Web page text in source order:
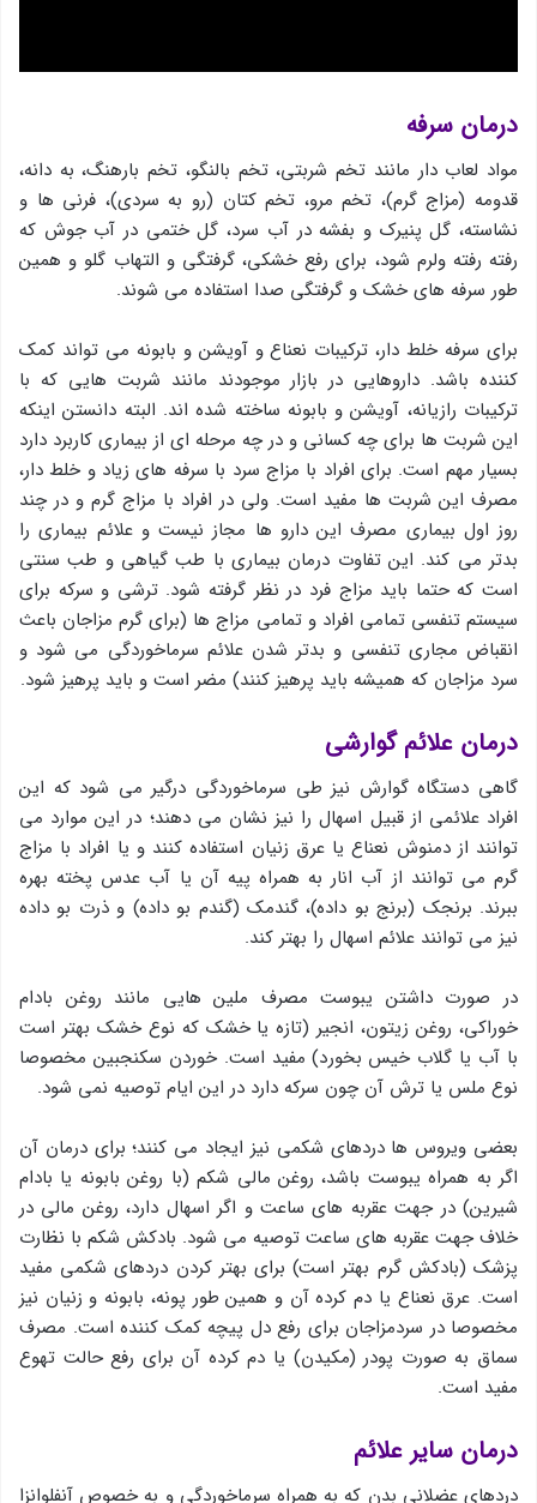
درمان سرفه
مواد لعاب دار مانند تخم شربتی، تخم بالنگو، تخم بارهنگ، به دانه،
قدومه (مزاج گرم)، تخم مرو، تخم کتان (رو به سردی)، فرنی ها و
نشاسته، گل پنیرک و بفشه در آب سرد، گل ختمی در آب جوش که
رفته رفته ولرم شود، برای رفع خشکی، گرفتگی و التهاب گلو و همین
طور سرفه های خشک و گرفتگی صدا استفاده می شوند.
برای سرفه خلط دار، ترکیبات نعناع و آویشن و بابونه می تواند کمک
کننده باشد. داروهایی در بازار موجودند مانند شربت هایی که با
ترکیبات رازیانه، آویشن و بابونه ساخته شده اند. البته دانستن اینکه
این شربت ها برای چه کسانی و در چه مرحله ای از بیماری کاربرد دارد
بسیار مهم است. برای افراد با مزاج سرد با سرفه های زیاد و خلط دار،
مصرف این شربت ها مفید است. ولی در افراد با مزاج گرم و در چند
روز اول بیماری مصرف این دارو ها مجاز نیست و علائم بیماری را
بدتر می کند. این تفاوت درمان بیماری با طب گیاهی و طب سنتی
است که حتما باید مزاج فرد در نظر گرفته شود. ترشی و سرکه برای
سیستم تنفسی تمامی افراد و تمامی مزاج ها (برای گرم مزاجان باعث
انقباض مجاری تنفسی و بدتر شدن علائم سرماخوردگی می شود و
سرد مزاجان که همیشه باید پرهیز کنند) مضر است و باید پرهیز شود.
درمان علائم گوارشی
گاهی دستگاه گوارش نیز طی سرماخوردگی درگیر می شود که این
افراد علائمی از قبیل اسهال را نیز نشان می دهند؛ در این موارد می
توانند از دمنوش نعناع یا عرق زنیان استفاده کنند و یا افراد با مزاج
گرم می توانند از آب انار به همراه پیه آن یا آب عدس پخته بهره
ببرند. برنجک (برنج بو داده)، گندمک (گندم بو داده) و ذرت بو داده
نیز می توانند علائم اسهال را بهتر کند.
در صورت داشتن یبوست مصرف ملین هایی مانند روغن بادام
خوراکی، روغن زیتون، انجیر (تازه یا خشک که نوع خشک بهتر است
با آب یا گلاب خیس بخورد) مفید است. خوردن سکنجبین مخصوصا
نوع ملس یا ترش آن چون سرکه دارد در این ایام توصیه نمی شود.
بعضی ویروس ها دردهای شکمی نیز ایجاد می کنند؛ برای درمان آن
اگر به همراه یبوست باشد، روغن مالی شکم (با روغن بابونه یا بادام
شیرین) در جهت عقربه های ساعت و اگر اسهال دارد، روغن مالی در
خلاف جهت عقربه های ساعت توصیه می شود. بادکش شکم با نظارت
پزشک (بادکش گرم بهتر است) برای بهتر کردن دردهای شکمی مفید
است. عرق نعناع یا دم کرده آن و همین طور پونه، بابونه و زنیان نیز
مخصوصا در سردمزاجان برای رفع دل پیچه کمک کننده است. مصرف
سماق به صورت پودر (مکیدن) یا دم کرده آن برای رفع حالت تهوع
مفید است.
درمان سایر علائم
دردهای عضلانی بدن که به همراه سرماخوردگی و به خصوص آنفلوانزا